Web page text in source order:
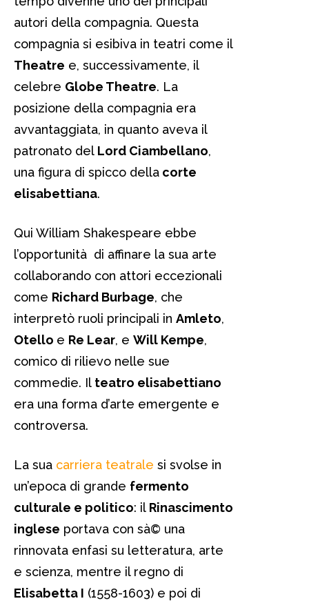
autori della compagnia. Questa
compagnia si esibiva in teatri come il
Theatre e, successivamente, il
celebre Globe Theatre. La
posizione della compagnia era
avvantaggiata, in quanto aveva il
patronato del Lord Ciambellano,
una figura di spicco della corte
elisabettiana.
Qui William Shakespeare ebbe
l’opportunità di affinare la sua arte
collaborando con attori eccezionali
come Richard Burbage, che
interpretò ruoli principali in Amleto,
Otello e Re Lear, e Will Kempe,
comico di rilievo nelle sue
commedie. Il teatro elisabettiano
era una forma d’arte emergente e
controversa.
La sua carriera teatrale si svolse in
un’epoca di grande fermento
culturale e politico: il Rinascimento
inglese portava con sà© una
rinnovata enfasi su letteratura, arte
e scienza, mentre il regno di
Elisabetta I (1558-1603) e poi di